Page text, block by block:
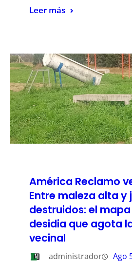
Leer más
América Reclamo
Entre maleza alta y
destruidos: el
desidia que agota
vecinal
administrador Ago